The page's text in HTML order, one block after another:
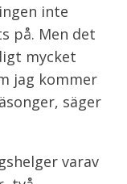
inte
på. Men det
mycket
jag kommer
säger
varav